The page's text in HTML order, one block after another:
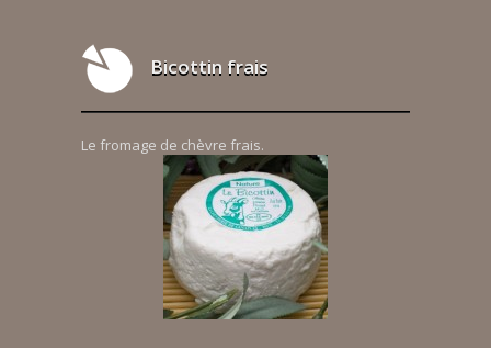
Bicottin frais
Le fromage de chèvre frais.